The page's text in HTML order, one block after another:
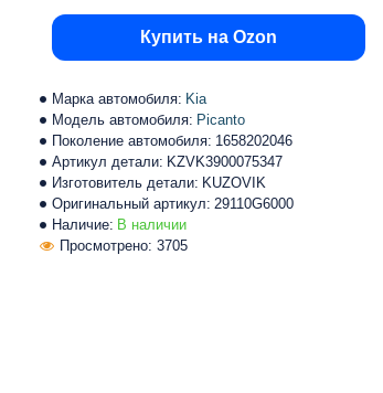
Наличие: В наличии
Марка автомобиля: Kia
Модель автомобиля: Picanto
Поколение автомобиля: 1658202046
Артикул детали: KZVK3900075347
Изготовитель детали: KUZOVIK
Оригинальный артикул: 29110G6000
Просмотрено: 3705
Купить на Ozon